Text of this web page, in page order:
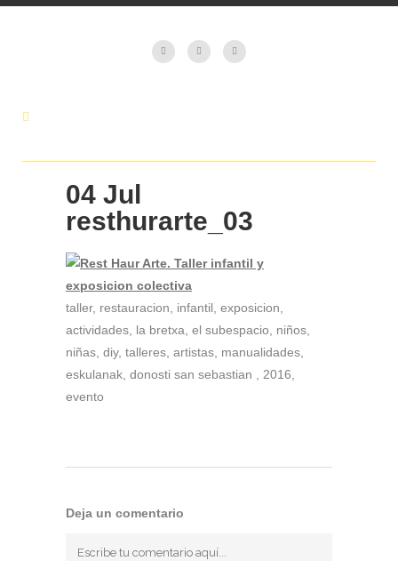
04 Jul
resthurarte_03
taller, restauracion, infantil, exposicion,
actividades, la bretxa, el subespacio, niños,
niñas, diy, talleres, artistas, manualidades,
eskulanak, donosti san sebastian , 2016,
evento
Deja un comentario